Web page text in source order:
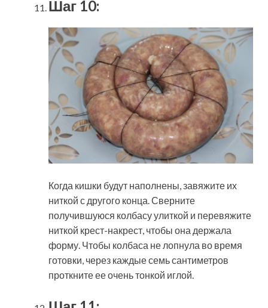
Шаг 10:
Когда кишки будут наполнены, завяжите их
ниткой с другого конца. Сверните
получившуюся колбасу улиткой и перевяжите
ниткой крест-накрест, чтобы она держала
форму. Чтобы колбаса не лопнула во время
готовки, через каждые семь сантиметров
проткните ее очень тонкой иглой.